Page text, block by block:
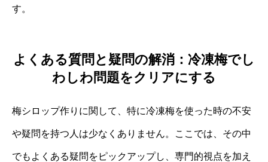
す。
よくある質問と疑問の解消：冷凍梅でし
わしわ問題をクリアにする
梅シロップ作りに関して、特に冷凍梅を使った時の不安
や疑問を持つ人は少なくありません。ここでは、その中
でもよくある疑問をピックアップし、専門的視点を加え